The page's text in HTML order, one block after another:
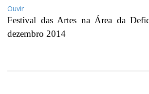
Ouvir
Festival das Artes na Área da
dezembro 2014